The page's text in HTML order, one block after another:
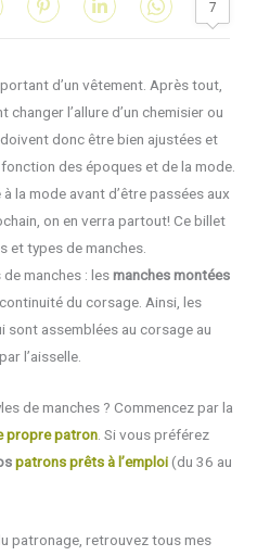
7
d’un vêtement. Après tout,
l’allure d’un chemisier ou
donc être bien ajustées et
des époques et de la mode.
la mode avant d’être passées aux
on en verra partout! Ce billet
et types de manches.
manches : lesmanches montées
du corsage. Ainsi, les
sont assemblées au corsage au
l’aisselle.
de manches ? Commencez par la
propre patron . Si vous préférez
patrons prêts à l’emploi (du 36 au
patronage, retrouvez tous mes